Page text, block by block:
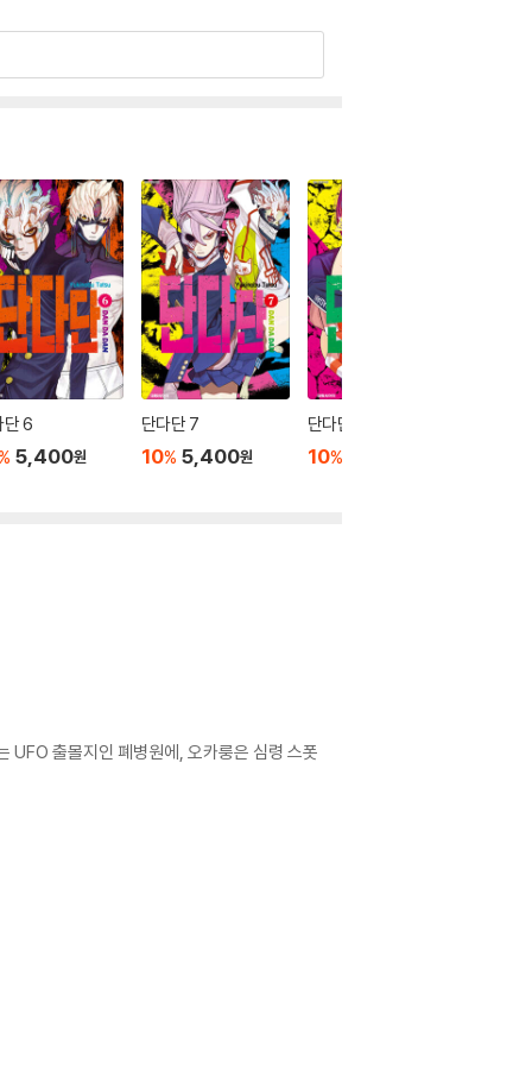
단 6
5,400원
단다단 7
10% 5,400원
단다단 8
10%
UFO 출몰지인 폐병원에, 오카룽은 심령 스폿